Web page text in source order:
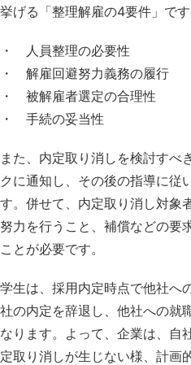
挙げる「整理解雇の4要件」です
・ 人員整理の必要性
・ 解雇回避努力義務の履行
・ 被解雇者選定の合理性
・ 手続の妥当性
また、内定取り消しを検討すべ
クに通知し、その後の指導に従
す。併せて、内定取り消し対象
努力を行うこと、補償などの要
ことが必要です。
学生は、採用内定時点で他社へ
社の内定を辞退し、他社への就
なります。よって、企業は、自
定取り消しが生じない様、計画